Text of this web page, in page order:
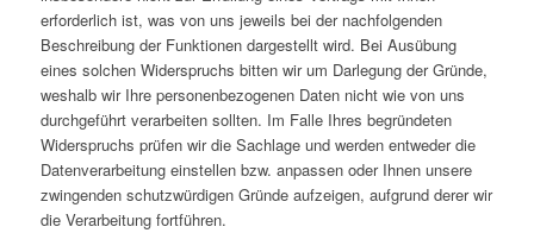
erforderlich ist, was von uns jeweils bei der nachfolgenden
Beschreibung der Funktionen dargestellt wird. Bei Ausübung
eines solchen Widerspruchs bitten wir um Darlegung der Gründe,
weshalb wir Ihre personenbezogenen Daten nicht wie von uns
durchgeführt verarbeiten sollten. Im Falle Ihres begründeten
Widerspruchs prüfen wir die Sachlage und werden entweder die
Datenverarbeitung einstellen bzw. anpassen oder Ihnen unsere
zwingenden schutzwürdigen Gründe aufzeigen, aufgrund derer wir
die Verarbeitung fortführen.